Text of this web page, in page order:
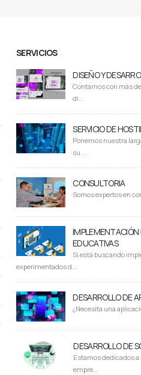
SERVICIOS
DISEÑO Y
Contamos con más
di...
SERVICIO DE
Ponemos nuestra
su ...
CONSULTORIA
Somos expertos en
IMPLEMENTACIÓN
EDUCATIVAS
Si está buscando
experimentados d...
DESARROLLO DE
¿Necesita una
DESARROLLO DE
Estamos dedicados
empre...